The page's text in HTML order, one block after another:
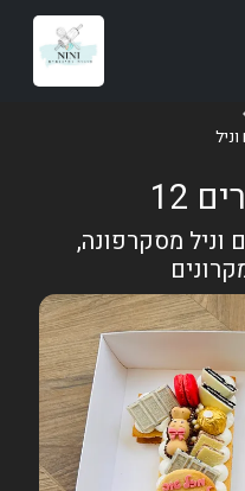
12
מסקרפונה,